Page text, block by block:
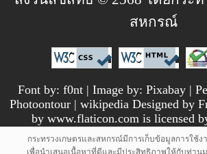
สหกรณ์
Font by: f0nt | Image by: Pixabay |
Photoontour | wikipedia Designed by
by www.flaticon.com is licensed
pngtree.com
กระทรวงเกษตรและสหกรณ์มีการเก็บข้อมูลการใช้ง
เพื่อนำเสนอเนื้อหาที่ดีและมีประสิทธิภาพให้กับท่าน